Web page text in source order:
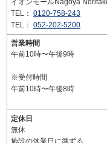
イオンモールNagoya
TEL： 0120-758-243
TEL： 052-202-5200
営業時間
午前10時〜午後9時
※受付時間
午前10時〜午後8時
定休日
無休
施設の休業日に準ずる